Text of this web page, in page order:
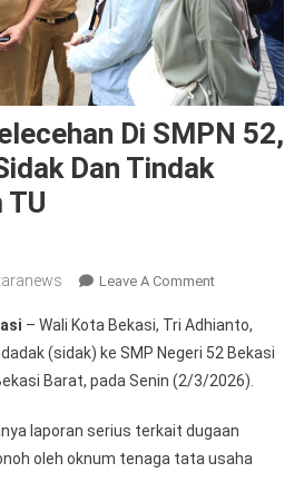
Di SMPN 52,
Dan Tindak
TU
Leave A CommentOn
Soal
Pelecehan
Di
52,
Tri
– Wali Kota Bekasi, Tri Adhianto,
(sidak) ke SMP Negeri 52 Bekasi
Barat, pada Senin (2/3/2026).
laporan serius terkait dugaan
oleh oknum tenaga tata usaha